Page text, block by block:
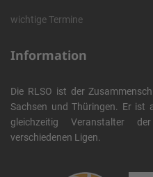
wichtige Termine
Information
Die RLSO ist der
Sachsen und Thüringen. Er ist
gleichzeitig Veranstalter
verschiedenen Ligen.